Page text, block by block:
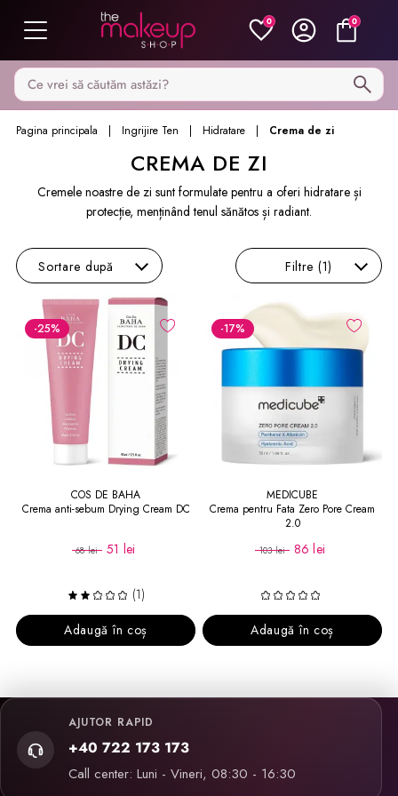
0 0
Caută pe MakeupShop
Pagina principala Ingrijire Ten Hidratare Crema de zi
CREMA DE ZI
Cremele noastre de zi sunt formulate pentru a oferi hidratare și
protecție, menținând tenul sănătos și radiant.
Sortare după Filtre (1)
-25%
COS DE BAHA
Crema anti-sebum Drying Cream DC
68 lei 51 lei
(1)
Adaugă în coș
-17%
MEDICUBE
Crema pentru Fata Zero Pore Cream
2.0
103 lei 86 lei
Adaugă în coș
AJUTOR RAPID
+40 722 173 173
Call center: Luni - Vineri, 08:30 - 16:30